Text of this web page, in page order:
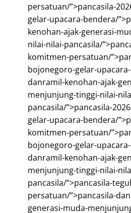
persatuan/”>pancasila-
gelar-upacara-bendera/
kenohan-ajak-generasi-
nilai-nilai-pancasila/
komitmen-persatuan/
bojonegoro-gelar-
danramil-kenohan-ajak-
menjunjung-tinggi-nilai-
pancasila/”>pancasila-
gelar-upacara-bendera/
komitmen-persatuan/
bojonegoro-gelar-
danramil-kenohan-ajak-
menjunjung-tinggi-nilai-
pancasila/”>pancasila-
persatuan/”>pancasila-
generasi-muda-